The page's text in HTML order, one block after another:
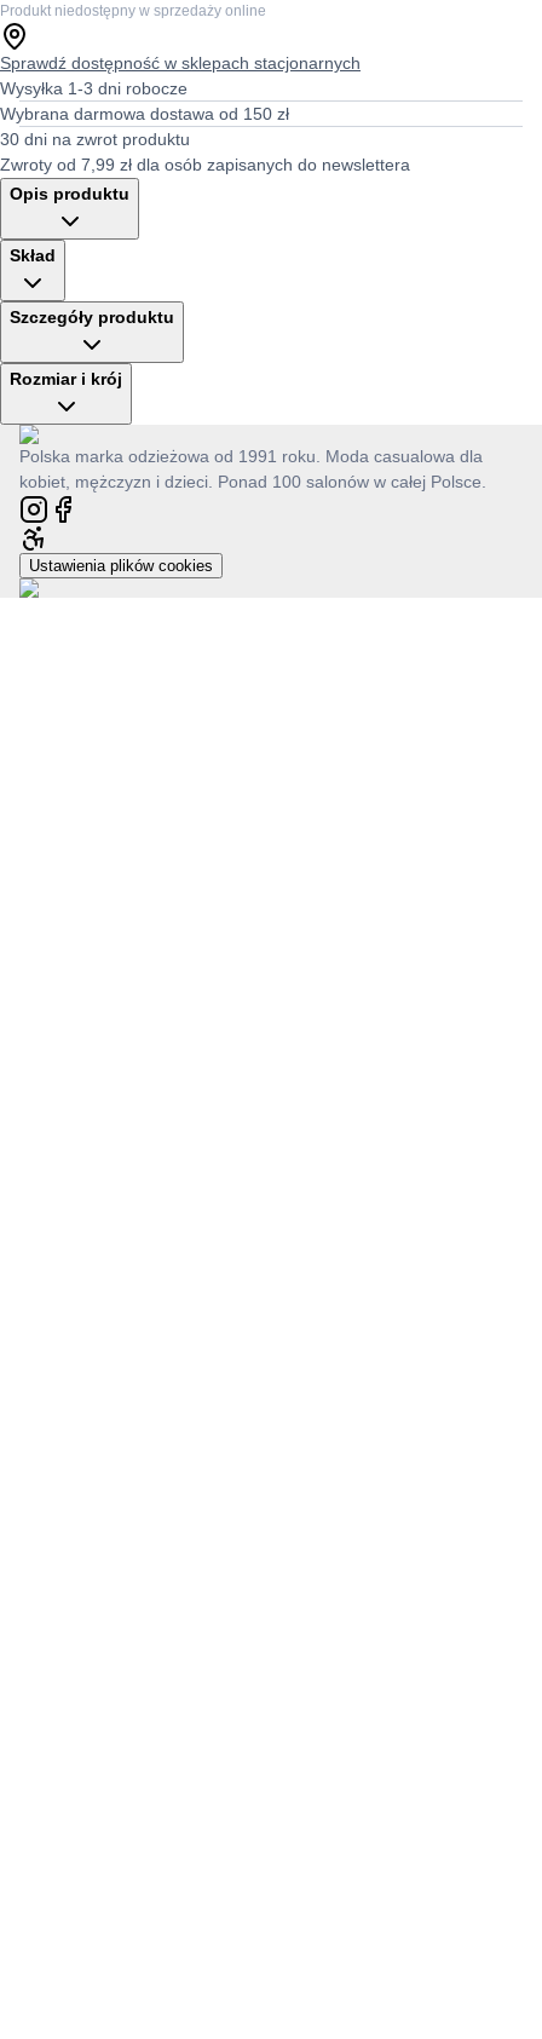
Produkt niedostępny w sprzedaży online
Sprawdź dostępność w sklepach stacjonarnych
Wysyłka 1-3 dni robocze
Wybrana darmowa dostawa od 150 zł
30 dni na zwrot produktu
Zwroty od 7,99 zł dla osób zapisanych do newslettera
Opis produktu
Skład
Szczegóły produktu
Rozmiar i krój
Polska marka odzieżowa od 1991 roku. Moda casualowa dla
kobiet, mężczyzn i dzieci. Ponad 100 salonów w całej Polsce.
Ustawienia plików cookies